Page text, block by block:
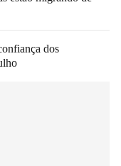
dos